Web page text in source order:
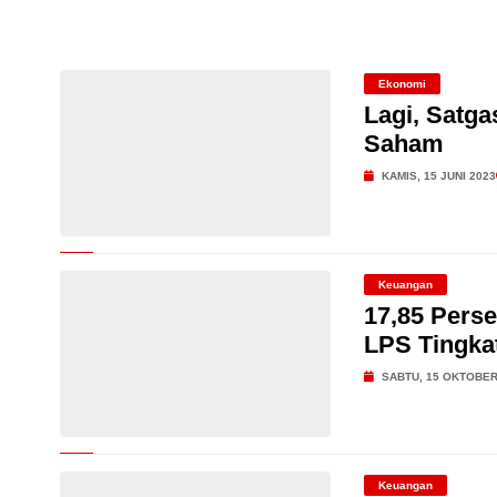
Business Hadirkan
AdMedika Perkuat
Ekonomi
Lagi,
Saham
KAMIS, 15 JUNI 2023
Keuangan
17,85
LPS
SABTU, 15
Keuangan